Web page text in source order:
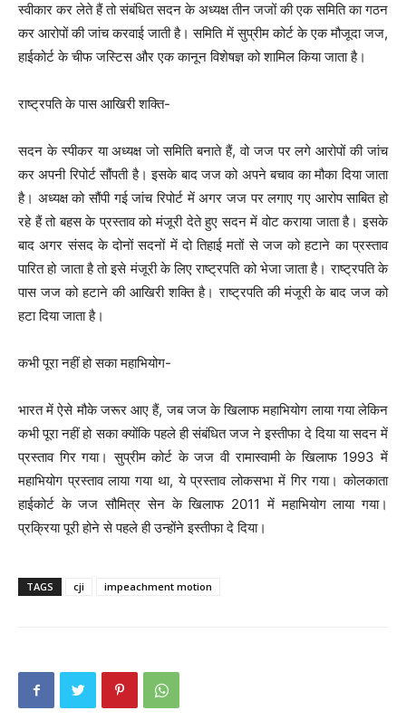
स्वीकार कर लेते हैं तो संबंधित सदन के अध्यक्ष तीन जजों की एक समिति का गठन
कर आरोपों की जांच करवाई जाती है। समिति में सुप्रीम कोर्ट के एक मौजूदा जज,
हाईकोर्ट के चीफ जस्टिस और एक कानून विशेषज्ञ को शामिल किया जाता है।
राष्ट्रपति के पास आखिरी शक्ति-
सदन के स्पीकर या अध्यक्ष जो समिति बनाते हैं, वो जज पर लगे आरोपों की जांच
कर अपनी रिपोर्ट सौंपती है। इसके बाद जज को अपने बचाव का मौका दिया जाता
है। अध्यक्ष को सौंपी गई जांच रिपोर्ट में अगर जज पर लगाए गए आरोप साबित हो
रहे हैं तो बहस के प्रस्ताव को मंजूरी देते हुए सदन में वोट कराया जाता है। इसके
बाद अगर संसद के दोनों सदनों में दो तिहाई मतों से जज को हटाने का प्रस्ताव
पारित हो जाता है तो इसे मंजूरी के लिए राष्ट्रपति को भेजा जाता है। राष्ट्रपति के
पास जज को हटाने की आखिरी शक्ति है। राष्ट्रपति की मंजूरी के बाद जज को
हटा दिया जाता है।
कभी पूरा नहीं हो सका महाभियोग-
भारत में ऐसे मौके जरूर आए हैं, जब जज के खिलाफ महाभियोग लाया गया लेकिन
कभी पूरा नहीं हो सका क्योंकि पहले ही संबंधित जज ने इस्तीफा दे दिया या सदन में
प्रस्ताव गिर गया। सुप्रीम कोर्ट के जज वी रामास्वामी के खिलाफ 1993 में
महाभियोग प्रस्ताव लाया गया था, ये प्रस्ताव लोकसभा में गिर गया। कोलकाता
हाईकोर्ट के जज सौमित्र सेन के खिलाफ 2011 में महाभियोग लाया गया।
प्रक्रिया पूरी होने से पहले ही उन्होंने इस्तीफा दे दिया।
TAGS cji impeachment motion